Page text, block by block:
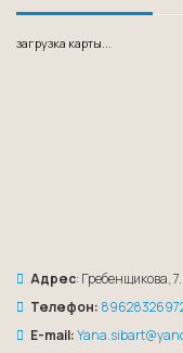
загрузка карты...
Адрес: Гребенщикова, 7.
Телефон:
E-mail: